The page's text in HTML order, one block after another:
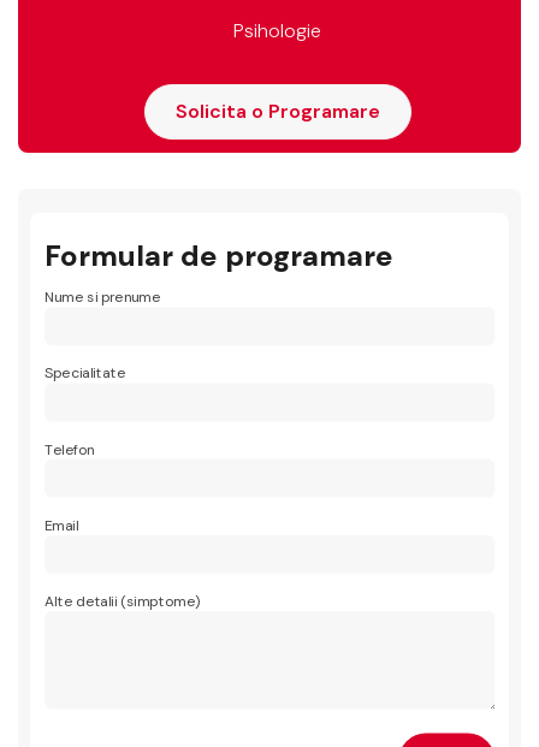
Psihologie
Solicita o Programare
Formular de programare
Nume si prenume
Specialitate
Telefon
Email
Alte detalii (simptome)